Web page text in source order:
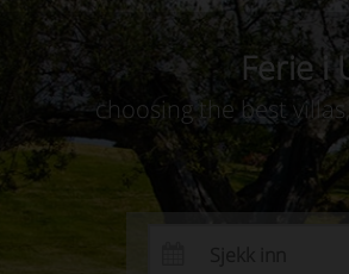
Ferie i
choosing the best